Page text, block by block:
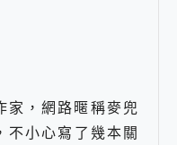
家，網路暱稱麥兜
不小心寫了幾本關